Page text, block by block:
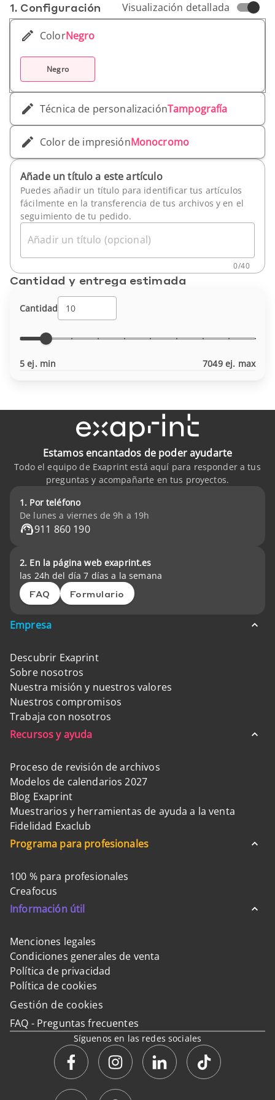
Android.
1. Conf­iguración Visualización detallada
ColorNegro
Negro
Técnica de personalizaciónTampografía
Color de impresiónMonocromo
Añade un título a este artículo
Puedes añadir un título para identificar tus artículos
fácilmente en la transferencia de tus archivos y en el
seguimiento de tu pedido.
Añadir un título (opcional)
0/40
Cantidad y entrega estimada
Cantidad
5 ej. min 7049 ej. max
Estamos encantados de poder ayudarte
Todo el equipo de Exaprint está aquí para responder a tus
preguntas y acompañarte en tus proyectos.
1. Por teléfono
De lunes a viernes de 9h a 19h
911 860 190
2. En la página web exaprint.es
las 24h del día 7 días a la semana
FAQ Formulario
Empresa
Descubrir Exaprint
Sobre nosotros
Nuestra misión y nuestros valores
Nuestros compromisos
Trabaja con nosotros
Recursos y ayuda
Proceso de revisión de archivos
Modelos de calendarios 2027
Blog Exaprint
Muestrarios y herramientas de ayuda a la venta
Fidelidad Exaclub
Programa para profesionales
100 % para profesionales
Creafocus
Información útil
Menciones legales
Condiciones generales de venta
Política de privacidad
Política de cookies
Gestión de cookies
FAQ - Preguntas frecuentes
Síguenos en las redes sociales